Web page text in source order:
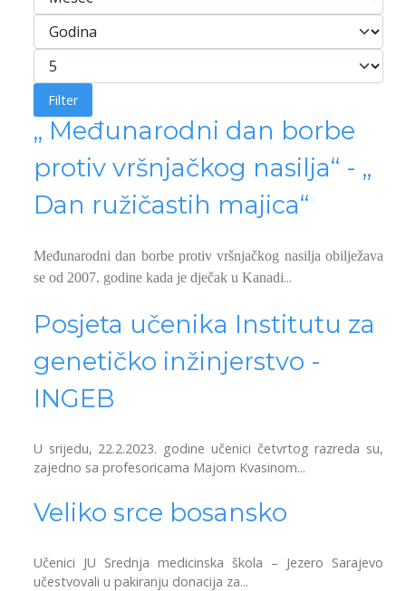
Godina
Prikaži broj
Filter
„ Međunarodni dan borbe
protiv vršnjačkog nasilja“ - „
Dan ružičastih majica“
Međunarodni dan borbe protiv vršnjačkog nasilja obilježava
se od 2007. godine kada je dječak u Kanadi...
Posjeta učenika Institutu za
genetičko inžinjerstvo -
INGEB
U srijedu, 22.2.2023. godine učenici četvrtog razreda su,
zajedno sa profesoricama Majom Kvasinom...
Veliko srce bosansko
Učenici JU Srednja medicinska škola – Jezero Sarajevo
učestvovali u pakiranju donacija za...